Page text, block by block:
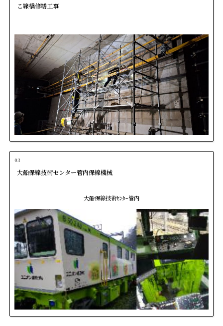
こ線橋修繕工事
03
大船保線技術センター管内保線機械
大船保線技術ｾﾝﾀｰ管内